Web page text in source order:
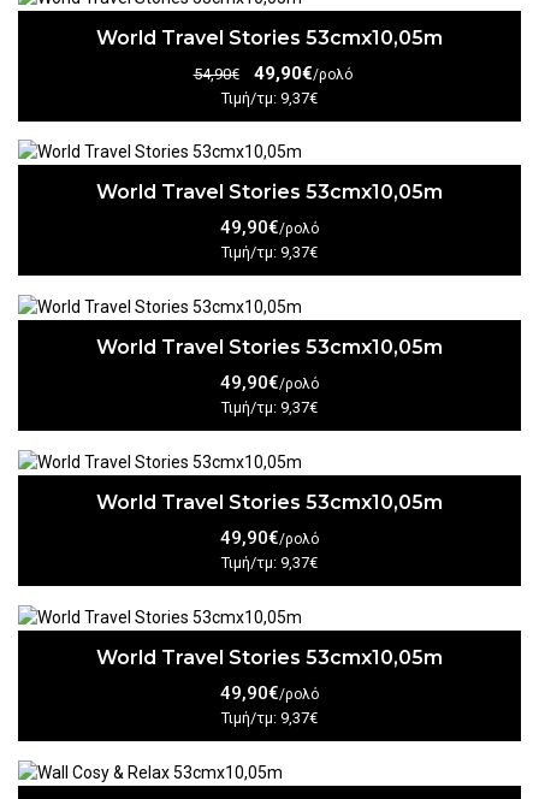
World Travel Stories 53cmx10,05m
54,90€ 49,90€/ρολό
Τιμή/τμ: 9,37€
World Travel Stories 53cmx10,05m
49,90€/ρολό
Τιμή/τμ: 9,37€
World Travel Stories 53cmx10,05m
49,90€/ρολό
Τιμή/τμ: 9,37€
World Travel Stories 53cmx10,05m
49,90€/ρολό
Τιμή/τμ: 9,37€
World Travel Stories 53cmx10,05m
49,90€/ρολό
Τιμή/τμ: 9,37€